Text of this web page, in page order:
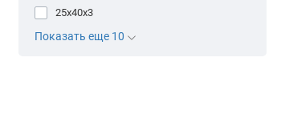
25х40х3
Показать еще 10